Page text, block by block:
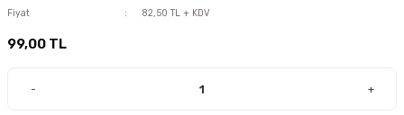
Fiyat
82,50 TL + KDV
99,00 TL
- +